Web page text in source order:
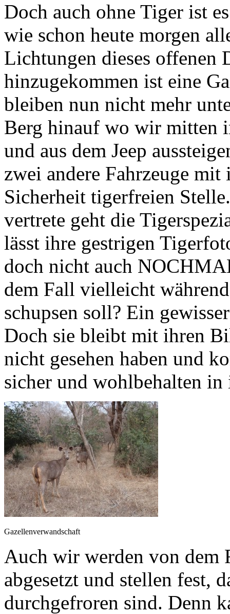
Doch auch ohne Tiger ist
wie schon heute morgen
Lichtungen dieses offenen
hinzugekommen ist eine
bleiben nun nicht mehr
Berg hinauf wo wir mitten
und aus dem Jeep
zwei andere Fahrzeuge
Sicherheit tigerfreien
vertrete geht die
lässt ihre gestrigen
doch nicht auch
dem Fall vielleicht
schupsen soll? Ein
Doch sie bleibt mit ihren
nicht gesehen haben und
sicher und wohlbehalten
Gazellenverwandschaft
Auch wir werden von dem
abgesetzt und stellen fest,
durchgefroren sind. Denn